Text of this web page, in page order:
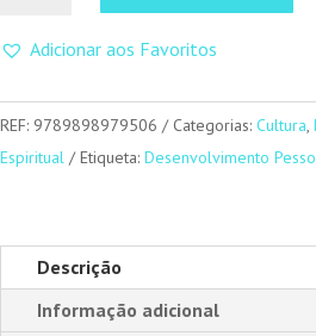
Que
a
Fazer
Tua
Vida
Adicionar aos Favoritos
REF: 9789898979506 Categorias: Cultura,
Espiritual
Etiqueta: Desenvolvimento
Descrição
Informação adicional